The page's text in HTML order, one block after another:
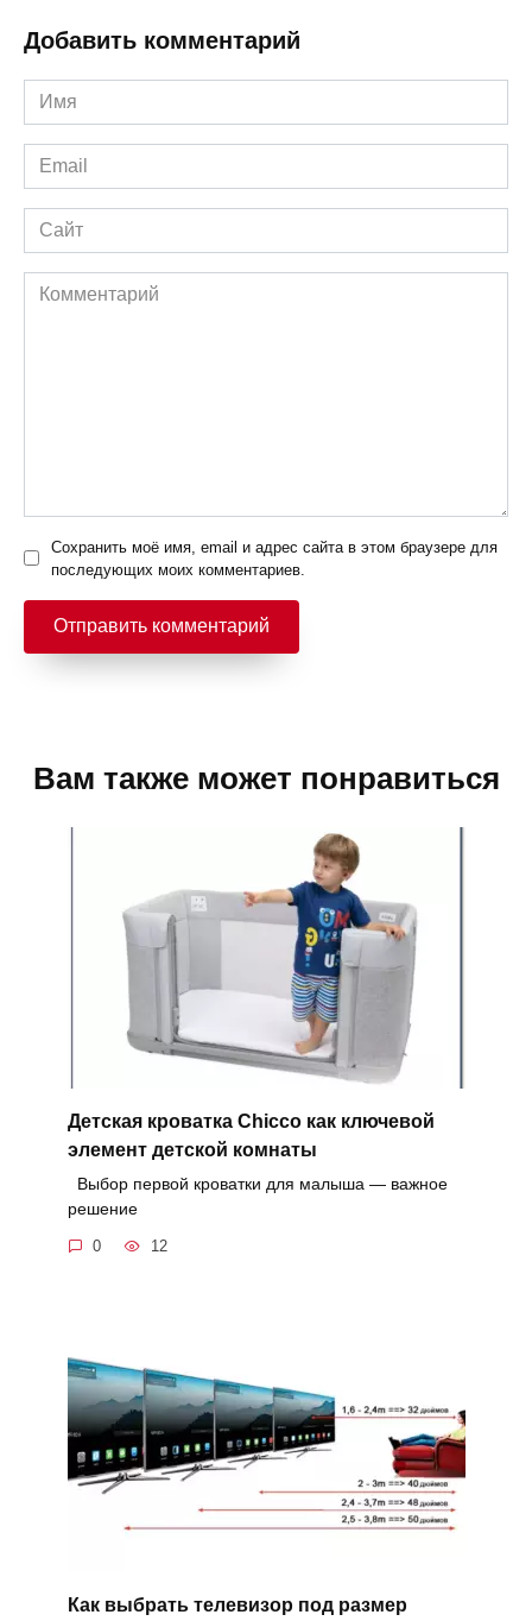
Добавить комментарий
Имя
*
Email
*
Сайт
Комментарий
Сохранить моё имя, email и адрес сайта в этом браузере для
последующих моих комментариев.
Вам также может понравиться
Детская кроватка Chicco как ключевой
элемент детской комнаты
Выбор первой кроватки для малыша — важное
решение
0 12
Как выбрать телевизор под размер